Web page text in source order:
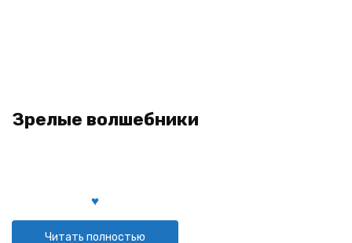
Зрелые волшебники
Читать полностью